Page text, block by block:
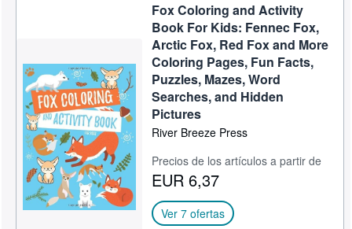
Fox Coloring and Activity
Book For Kids: Fennec Fox,
Arctic Fox, Red Fox and More
Coloring Pages, Fun Facts,
Puzzles, Mazes, Word
Searches, and Hidden
Pictures
River Breeze Press
Precios de los artículos a partir de
EUR 6,37
Ver 7 ofertas